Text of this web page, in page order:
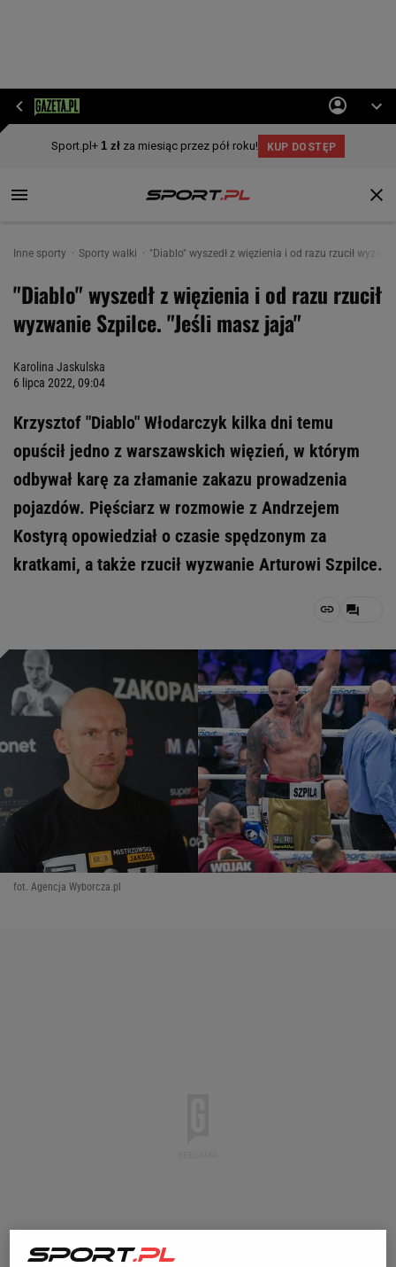
Inne sporty Sporty walki "Diablo" wyszedł z więzienia i od razu rzucił
"Diablo" wyszedł z więzienia i od razu rzucił
wyzwanie Szpilce. "Jeśli masz jaja"
Karolina Jaskulska
6 lipca 2022, 09:04
Krzysztof "Diablo" Włodarczyk kilka dni temu
opuścił jedno z warszawskich więzień, w którym
odbywał karę za złamanie zakazu prowadzenia
pojazdów. Pięściarz w rozmowie z Andrzejem
Kostyrą opowiedział o czasie spędzonym za
kratkami, a także rzucił wyzwanie Arturowi Szpilce.
fot. Agencja Wyborcza.pl